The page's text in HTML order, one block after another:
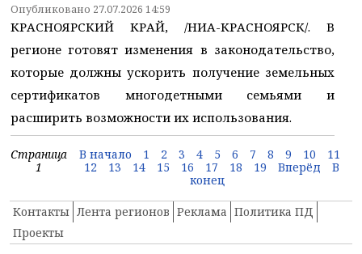
Опубликовано 27.07.2026 14:59
КРАСНОЯРСКИЙ КРАЙ, /НИА-КРАСНОЯРСК/. В
регионе готовят изменения в законодательство,
которые должны ускорить получение земельных
сертификатов многодетными семьями и
расширить возможности их использования.
Страница
1
В начало 1 2 3 4 5 6 7 8 9 10
11
12
13 14 15 16 17 18 19 Вперёд
В
конец
Контакты Лента регионов Реклама Политика ПД
Проекты